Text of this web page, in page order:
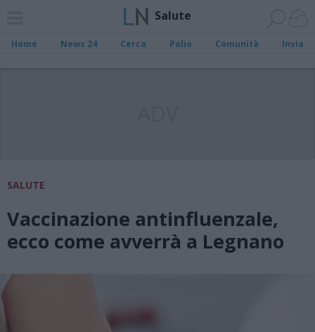
Salute
Home News 24 Cerca Palio Comunità Invia
SALUTE
Vaccinazione antinfluenzale,
ecco come avverrà a Legnano